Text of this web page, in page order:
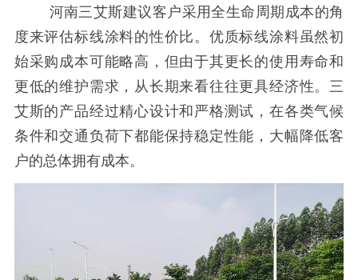
河南三艾斯建议客户采用全生命周期成本的角
度来评估标线涂料的性价比。优质标线涂料虽然初
始采购成本可能略高，但由于其更长的使用寿命和
更低的维护需求，从长期来看往往更具经济性。三
艾斯的产品经过精心设计和严格测试，在各类气候
条件和交通负荷下都能保持稳定性能，大幅降低客
户的总体拥有成本。